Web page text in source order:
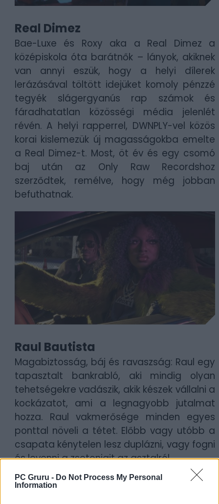
PC Gruru - Do Not Process My Personal
Information
Real Dimez
Bae-Luxe és Roxy aka a Real Dimez a
középiskola óta barátnők – lányok, akiknek
van annyi eszük, hogy a helyi dílerek
lerázásával töltött idejüket komoly pénzzé
tegyék slágergyanús rap számok és
fáradhatatlan közösségi média jelenlét
révén. A helyi rapperrel, DWNPLY-vel közös
korai kislemezük új magasságokba emelte
a Real Dimez-t. Most, öt év és egy csomó
baj után az Only Raw Recordshoz
szerződtek, remélve, hogy még jobban
befuthatnak.
Raul Bautista
Magabiztosság, báj és ravaszság: Raul egy
tapasztalt bankrabló, aki mindig olyan
tehetségekre vadászik, akik készek vállalni a
kockázatot, ami a legnagyobb jutalmat
hozza. Raul vakmerősége minden egyes
ponttal növeli a tétet. Előbb vagy utóbb a
csapata kénytelen lesz duplázni, vagy fogni
és levenni a zsetonjait az asztalról.